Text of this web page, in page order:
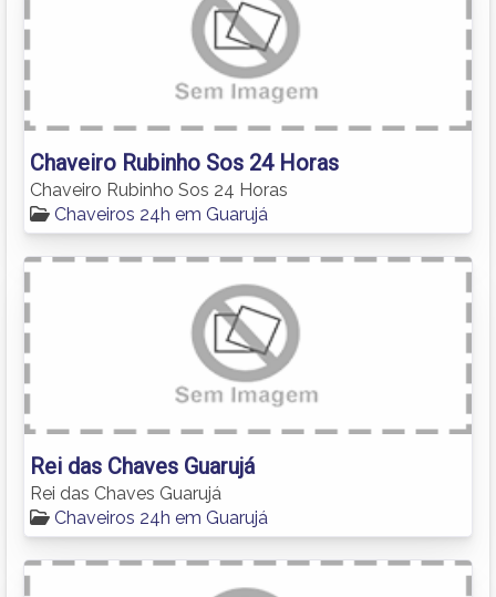
Chaveiro Rubinho Sos 24 Horas
Chaveiro Rubinho Sos 24 Horas
Chaveiros 24h em Guarujá
Rei das Chaves Guarujá
Rei das Chaves Guarujá
Chaveiros 24h em Guarujá